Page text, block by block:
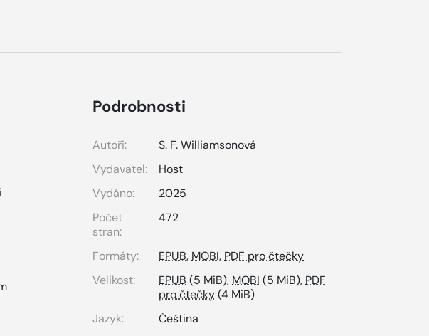
Podrobnosti
Autoři:
S. F. Williamsonová
Vydavatel:
Host
Vydáno:
2025
Počet
stran:
472
Formáty: EPUB, MOBI, PDF pro čtečky
Velikost:
EPUB (5 MiB), MOBI (5 MiB), PDF
pro čtečky(4 MiB)
Jazyk:
Čeština